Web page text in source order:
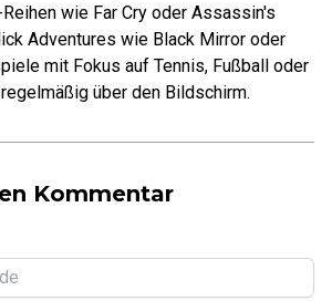
wie Far Cry oder Assassin's
Adventures wie Black Mirror oder
mit Fokus auf Tennis, Fußball oder
über den Bildschirm.
Kommentar